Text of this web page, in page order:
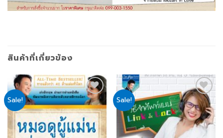
สินค้าที่เกี่ยวข้อง
Sale!
Add
to
wishlist
Sale!
Add
to
wishlist